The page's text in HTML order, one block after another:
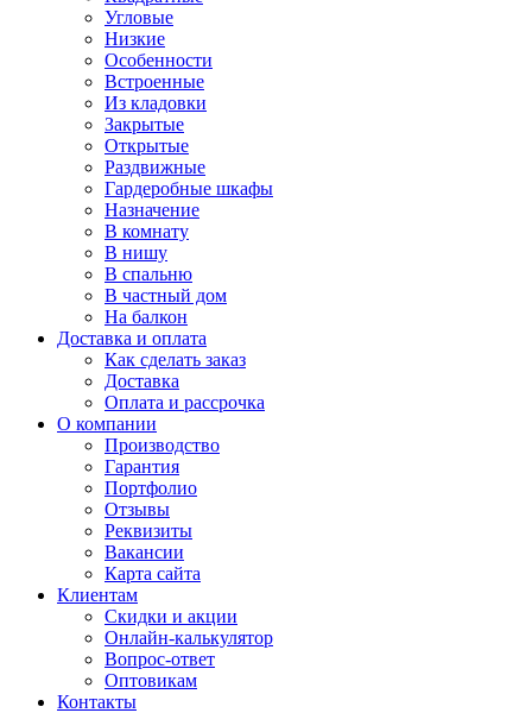
Угловые
Низкие
Особенности
Встроенные
Из кладовки
Закрытые
Открытые
Раздвижные
Гардеробные шкафы
Назначение
В комнату
В нишу
В спальню
В частный дом
На балкон
Доставка и оплата
Как сделать заказ
Доставка
Оплата и рассрочка
О компании
Производство
Гарантия
Портфолио
Отзывы
Реквизиты
Вакансии
Карта сайта
Клиентам
Скидки и акции
Онлайн-калькулятор
Вопрос-ответ
Оптовикам
Контакты